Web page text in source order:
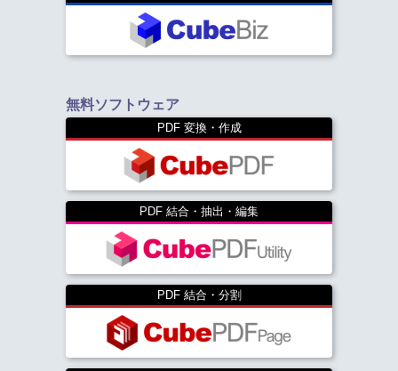
無料ソフトウェア
PDF 変換・作成
PDF 結合・抽出・編集
PDF 結合・分割